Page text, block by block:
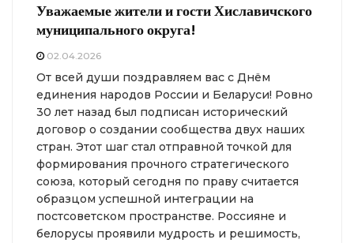
Уважаемые жители и гости Хиславичского
муниципального округа!
02.04.2026
От всей души поздравляем вас с Днём
единения народов России и Беларуси! Ровно
30 лет назад был подписан исторический
договор о создании сообщества двух наших
стран. Этот шаг стал отправной точкой для
формирования прочного стратегического
союза, который сегодня по праву считается
образцом успешной интеграции на
постсоветском пространстве. Россияне и
белорусы проявили мудрость и решимость,